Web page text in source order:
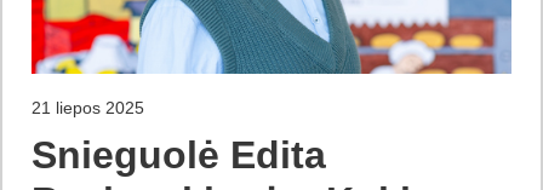
21 liepos 2025
Snieguolė Edita